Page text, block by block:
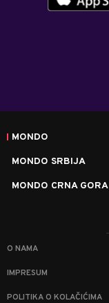
MONDO
MONDO SRBIJA
MONDO CRNA GORA
O NAMA
IMPRESUM
POLITIKA O KOLAČIĆIMA